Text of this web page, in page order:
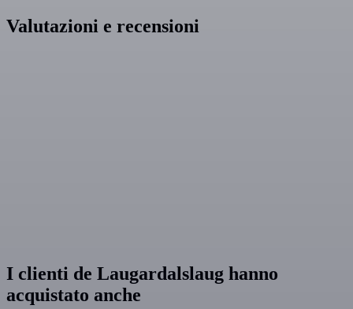
Valutazioni e recensioni
I clienti de Laugardalslaug hanno
acquistato anche